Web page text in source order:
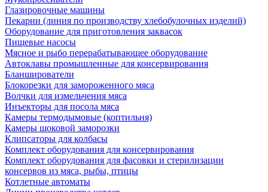
Глазировочные машины
Пекарни (линия по производству хлебобулочных изделий)
Оборудование для приготовления заквасок
Пищевые насосы
Мясное и рыбо перерабатывающее оборудование
Автоклавы промышленные для консервирования
Бланширователи
Блокорезки для замороженного мяса
Волчки для измельчения мяса
Инъекторы для посола мяса
Камеры термодымовые (коптильня)
Камеры шоковой заморозки
Клипсаторы для колбасы
Комплект оборудования для консервирования
Комплект оборудования для фасовки и стерилизации
консервов из мяса, рыбы, птицы
Котлетные автоматы